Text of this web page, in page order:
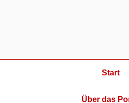
Start
Über das